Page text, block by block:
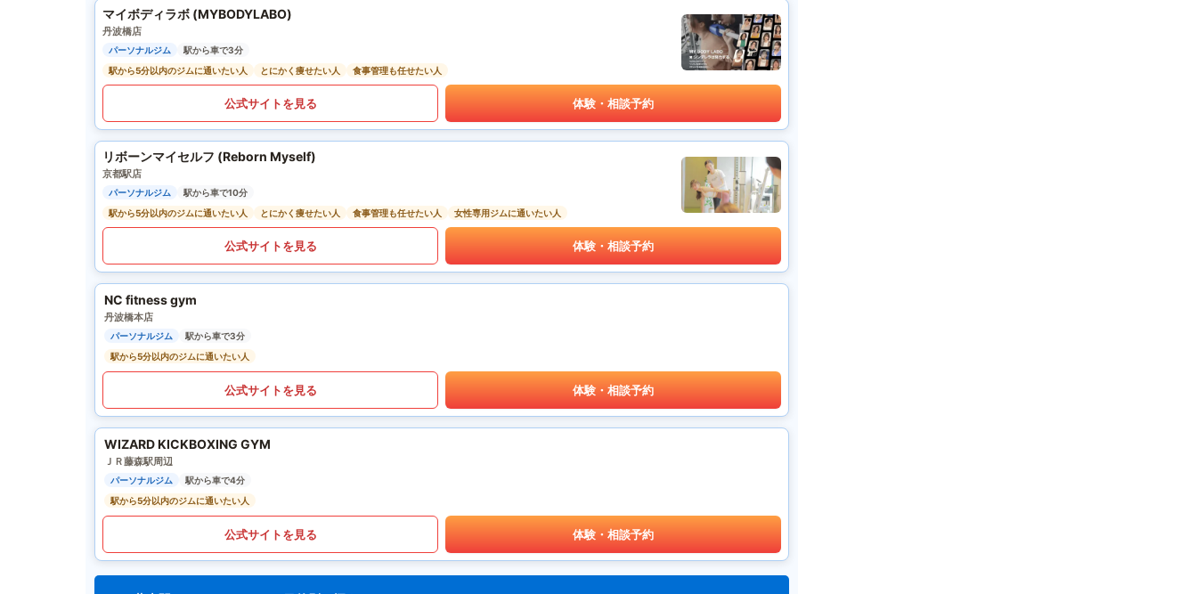
マイボディラボ (MYBODYLABO)
丹波橋店
パーソナルジム
駅から車で3分
駅から5分以内のジムに通いたい人
とにかく痩せたい人 食事管理も任せたい人
公式サイトを見る 体験・相談予約
リボーンマイセルフ (Reborn Myself)
京都駅店
パーソナルジム
駅から車で10分
駅から5分以内のジムに通いたい人
とにかく痩せたい人 食事管理も任せたい人 女性専用ジムに通いたい人
公式サイトを見る 体験・相談予約
NC fitness gym
丹波橋本店
パーソナルジム
駅から車で3分
駅から5分以内のジムに通いたい人
公式サイトを見る 体験・相談予約
WIZARD KICKBOXING GYM
ＪＲ藤森駅周辺
パーソナルジム
駅から車で4分
駅から5分以内のジムに通いたい人
公式サイトを見る 体験・相談予約